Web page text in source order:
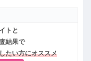
トと
結果で
たい方にオススメ